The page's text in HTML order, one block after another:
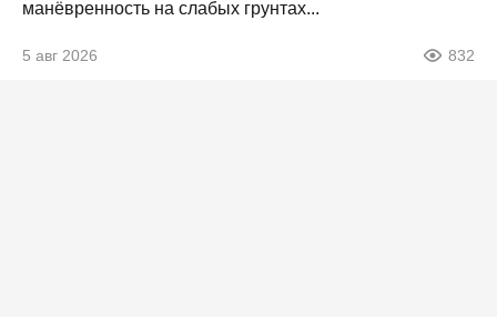
манёвренность на слабых грунтах...
5 авг 2026 832